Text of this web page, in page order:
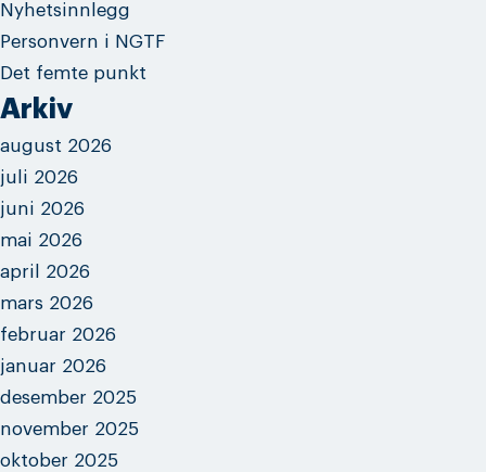
Nyhetsinnlegg
Personvern i NGTF
Det femte punkt
Arkiv
august 2026
juli 2026
juni 2026
mai 2026
april 2026
mars 2026
februar 2026
januar 2026
desember 2025
november 2025
oktober 2025